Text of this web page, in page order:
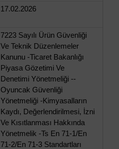
17.02.2026
7223 Sayılı Ürün Güvenliği
Ve Teknik Düzenlemeler
Kanunu -Ticaret Bakanlığı
Piyasa Gözetimi Ve
Denetimi Yönetmeliği --
Oyuncak Güvenliği
Yönetmeliği -Kimyasalların
Kaydı, Değerlendirilmesi, İzni
Ve Kısıtlanması Hakkında
Yönetmelik -Ts En 71-1/En
71-2/En 71-3 Standartları